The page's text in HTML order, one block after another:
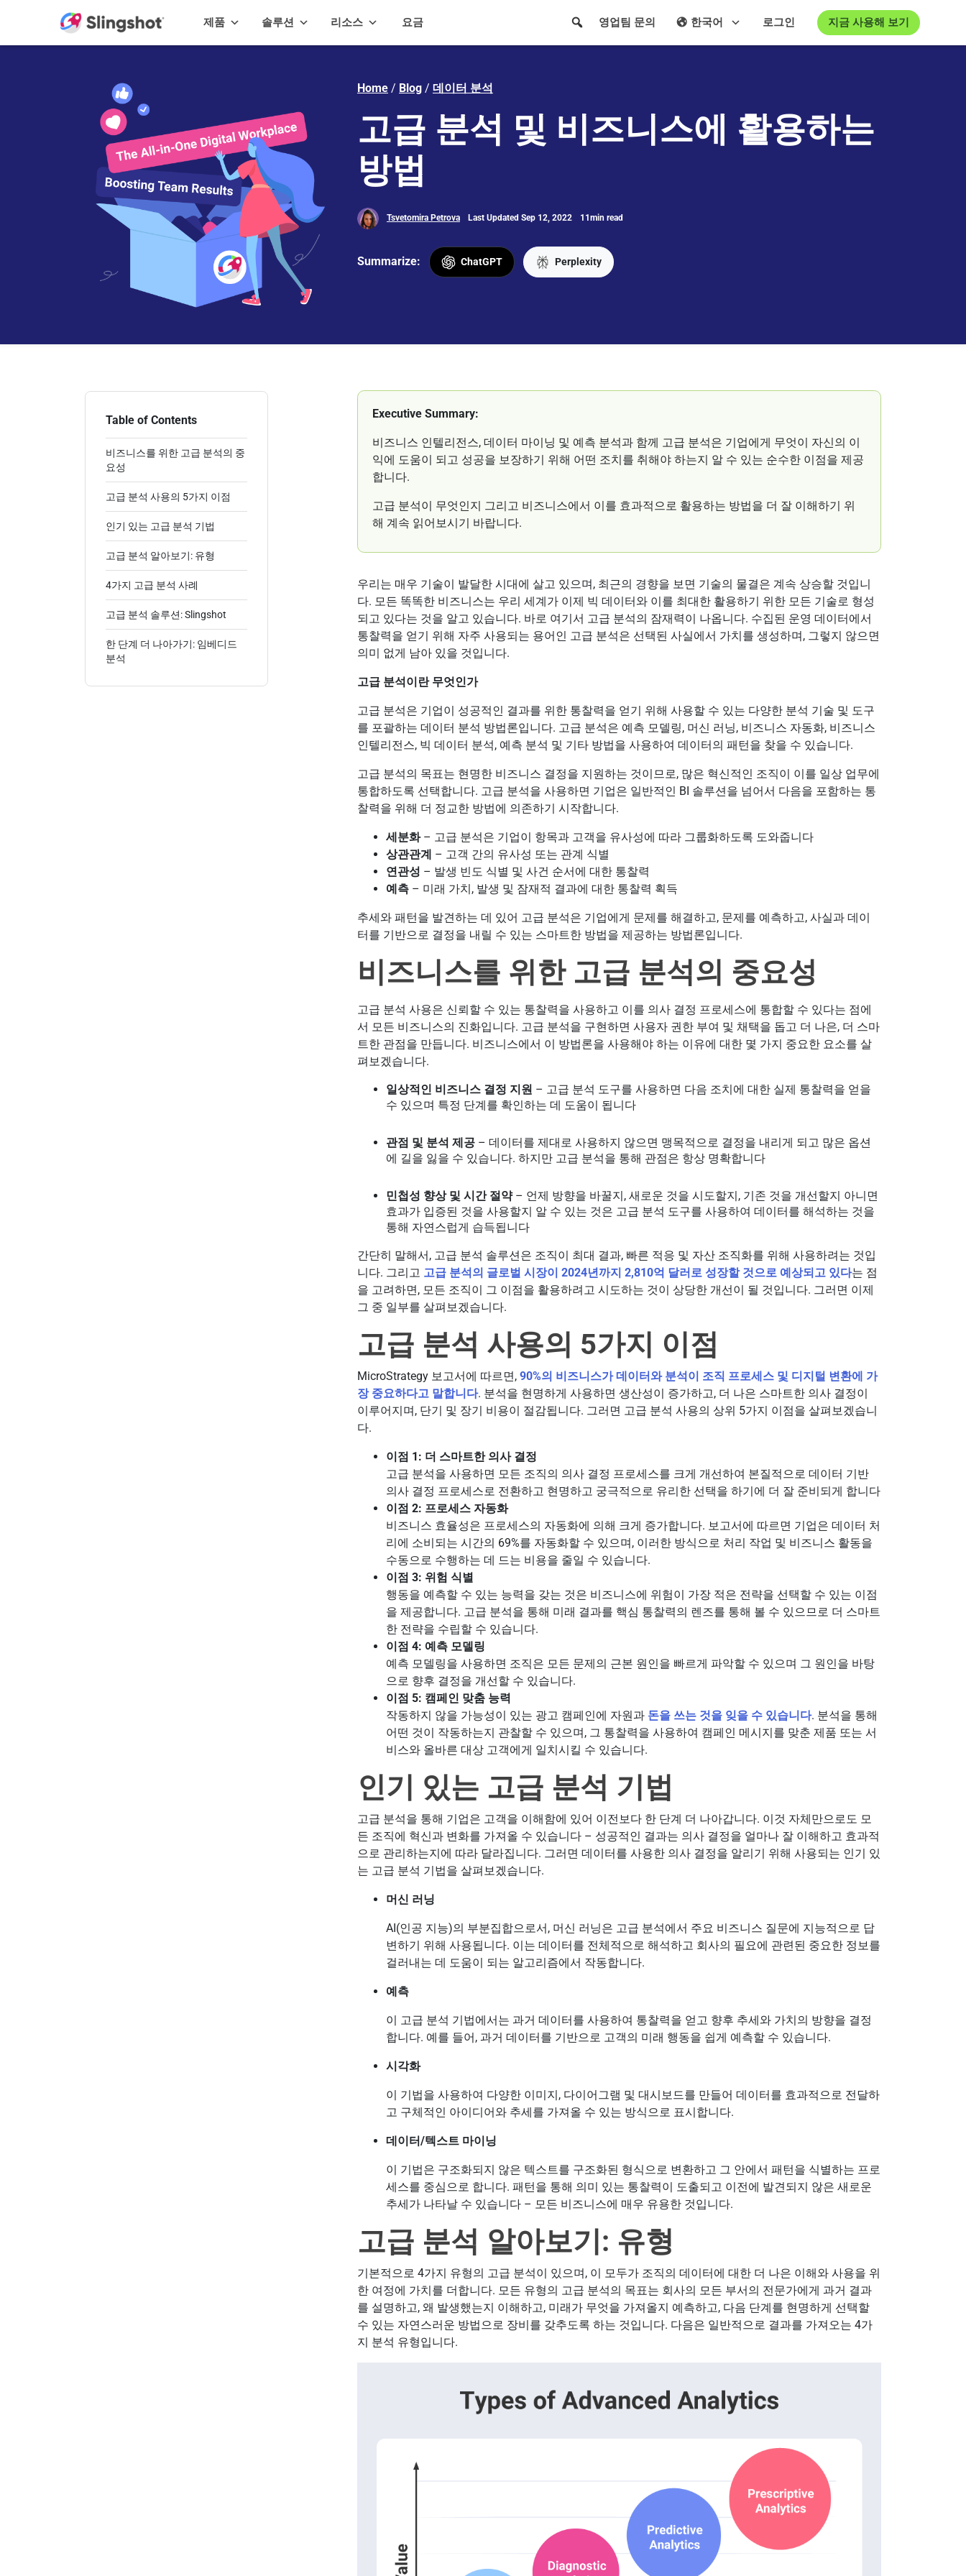
제품 솔루션 리소스 요금 지금 사용해 보기
로그인
한국어
영업팀 문의
Home / Blog / 데이터 분석
고급 분석 및 비즈니스에 활용하는
방법
Tsvetomira Petrova Last Updated Sep 12, 2022 11min read
Summarize: ChatGPT Perplexity
Table of Contents
비즈니스를 위한 고급 분석의 중
요성
고급 분석 사용의 5가지 이점
인기 있는 고급 분석 기법
고급 분석 알아보기: 유형
4가지 고급 분석 사례
고급 분석 솔루션: Slingshot
한 단계 더 나아가기: 임베디드
분석
Executive Summary:
비즈니스 인텔리전스, 데이터 마이닝 및 예측 분석과 함께 고급 분석은 기업에게 무엇이 자신의 이
익에 도움이 되고 성공을 보장하기 위해 어떤 조치를 취해야 하는지 알 수 있는 순수한 이점을 제공
합니다.
고급 분석이 무엇인지 그리고 비즈니스에서 이를 효과적으로 활용하는 방법을 더 잘 이해하기 위
해 계속 읽어보시기 바랍니다.
우리는 매우 기술이 발달한 시대에 살고 있으며, 최근의 경향을 보면 기술의 물결은 계속 상승할 것입니
다. 모든 똑똑한 비즈니스는 우리 세계가 이제 빅 데이터와 이를 최대한 활용하기 위한 모든 기술로 형성
되고 있다는 것을 알고 있습니다. 바로 여기서 고급 분석의 잠재력이 나옵니다. 수집된 운영 데이터에서
통찰력을 얻기 위해 자주 사용되는 용어인 고급 분석은 선택된 사실에서 가치를 생성하며, 그렇지 않으면
의미 없게 남아 있을 것입니다.
고급 분석이란 무엇인가
고급 분석은 기업이 성공적인 결과를 위한 통찰력을 얻기 위해 사용할 수 있는 다양한 분석 기술 및 도구
를 포괄하는 데이터 분석 방법론입니다. 고급 분석은 예측 모델링, 머신 러닝, 비즈니스 자동화, 비즈니스
인텔리전스, 빅 데이터 분석, 예측 분석 및 기타 방법을 사용하여 데이터의 패턴을 찾을 수 있습니다.
고급 분석의 목표는 현명한 비즈니스 결정을 지원하는 것이므로, 많은 혁신적인 조직이 이를 일상 업무에
통합하도록 선택합니다. 고급 분석을 사용하면 기업은 일반적인 BI 솔루션을 넘어서 다음을 포함하는 통
찰력을 위해 더 정교한 방법에 의존하기 시작합니다.
세분화– 고급 분석은 기업이 항목과 고객을 유사성에 따라 그룹화하도록 도와줍니다
상관관계 – 고객 간의 유사성 또는 관계 식별
연관성 – 발생 빈도 식별 및 사건 순서에 대한 통찰력
예측 – 미래 가치, 발생 및 잠재적 결과에 대한 통찰력 획득
추세와 패턴을 발견하는 데 있어 고급 분석은 기업에게 문제를 해결하고, 문제를 예측하고, 사실과 데이
터를 기반으로 결정을 내릴 수 있는 스마트한 방법을 제공하는 방법론입니다.
비즈니스를 위한 고급 분석의 중요성
고급 분석 사용은 신뢰할 수 있는 통찰력을 사용하고 이를 의사 결정 프로세스에 통합할 수 있다는 점에
서 모든 비즈니스의 진화입니다. 고급 분석을 구현하면 사용자 권한 부여 및 채택을 돕고 더 나은, 더 스마
트한 관점을 만듭니다. 비즈니스에서 이 방법론을 사용해야 하는 이유에 대한 몇 가지 중요한 요소를 살
펴보겠습니다.
일상적인 비즈니스 결정 지원 – 고급 분석 도구를 사용하면 다음 조치에 대한 실제 통찰력을 얻을
수 있으며 특정 단계를 확인하는 데 도움이 됩니다
관점 및 분석 제공 – 데이터를 제대로 사용하지 않으면 맹목적으로 결정을 내리게 되고 많은 옵션
에 길을 잃을 수 있습니다. 하지만 고급 분석을 통해 관점은 항상 명확합니다
민첩성 향상 및 시간 절약– 언제 방향을 바꿀지, 새로운 것을 시도할지, 기존 것을 개선할지 아니면
효과가 입증된 것을 사용할지 알 수 있는 것은 고급 분석 도구를 사용하여 데이터를 해석하는 것을
통해 자연스럽게 습득됩니다
간단히 말해서, 고급 분석 솔루션은 조직이 최대 결과, 빠른 적응 및 자산 조직화를 위해 사용하려는 것입
니다. 그리고 고급 분석의 글로벌 시장이 2024년까지 2,810억 달러로 성장할 것으로 예상되고 있다는 점
을 고려하면, 모든 조직이 그 이점을 활용하려고 시도하는 것이 상당한 개선이 될 것입니다. 그러면 이제
그 중 일부를 살펴보겠습니다.
고급 분석 사용의 5가지 이점
MicroStrategy 보고서에 따르면,90%의 비즈니스가 데이터와 분석이 조직 프로세스 및 디지털 변환에 가
장 중요하다고 말합니다. 분석을 현명하게 사용하면 생산성이 증가하고, 더 나은 스마트한 의사 결정이
이루어지며, 단기 및 장기 비용이 절감됩니다. 그러면 고급 분석 사용의 상위 5가지 이점을 살펴보겠습니
다.
이점 1: 더 스마트한 의사 결정
고급 분석을 사용하면 모든 조직의 의사 결정 프로세스를 크게 개선하여 본질적으로 데이터 기반
의사 결정 프로세스로 전환하고 현명하고 궁극적으로 유리한 선택을 하기에 더 잘 준비되게 합니다
이점 2: 프로세스 자동화
비즈니스 효율성은 프로세스의 자동화에 의해 크게 증가합니다. 보고서에 따르면 기업은 데이터 처
리에 소비되는 시간의 69%를 자동화할 수 있으며, 이러한 방식으로 처리 작업 및 비즈니스 활동을
수동으로 수행하는 데 드는 비용을 줄일 수 있습니다.
이점 3: 위험 식별
행동을 예측할 수 있는 능력을 갖는 것은 비즈니스에 위험이 가장 적은 전략을 선택할 수 있는 이점
을 제공합니다. 고급 분석을 통해 미래 결과를 핵심 통찰력의 렌즈를 통해 볼 수 있으므로 더 스마트
한 전략을 수립할 수 있습니다.
이점 4: 예측 모델링
예측 모델링을 사용하면 조직은 모든 문제의 근본 원인을 빠르게 파악할 수 있으며 그 원인을 바탕
으로 향후 결정을 개선할 수 있습니다.
이점 5: 캠페인 맞춤 능력
작동하지 않을 가능성이 있는 광고 캠페인에 자원과 돈을 쓰는 것을 잊을 수 있습니다. 분석을 통해
어떤 것이 작동하는지 관찰할 수 있으며, 그 통찰력을 사용하여 캠페인 메시지를 맞춘 제품 또는 서
비스와 올바른 대상 고객에게 일치시킬 수 있습니다.
인기 있는 고급 분석 기법
고급 분석을 통해 기업은 고객을 이해함에 있어 이전보다 한 단계 더 나아갑니다. 이것 자체만으로도 모
든 조직에 혁신과 변화를 가져올 수 있습니다 – 성공적인 결과는 의사 결정을 얼마나 잘 이해하고 효과적
으로 관리하는지에 따라 달라집니다. 그러면 데이터를 사용한 의사 결정을 알리기 위해 사용되는 인기 있
는 고급 분석 기법을 살펴보겠습니다.
머신 러닝
AI(인공 지능)의 부분집합으로서, 머신 러닝은 고급 분석에서 주요 비즈니스 질문에 지능적으로 답
변하기 위해 사용됩니다. 이는 데이터를 전체적으로 해석하고 회사의 필요에 관련된 중요한 정보를
걸러내는 데 도움이 되는 알고리즘에서 작동합니다.
예측
이 고급 분석 기법에서는 과거 데이터를 사용하여 통찰력을 얻고 향후 추세와 가치의 방향을 결정
합니다. 예를 들어, 과거 데이터를 기반으로 고객의 미래 행동을 쉽게 예측할 수 있습니다.
시각화
이 기법을 사용하여 다양한 이미지, 다이어그램 및 대시보드를 만들어 데이터를 효과적으로 전달하
고 구체적인 아이디어와 추세를 가져올 수 있는 방식으로 표시합니다.
데이터/텍스트 마이닝
이 기법은 구조화되지 않은 텍스트를 구조화된 형식으로 변환하고 그 안에서 패턴을 식별하는 프로
세스를 중심으로 합니다. 패턴을 통해 의미 있는 통찰력이 도출되고 이전에 발견되지 않은 새로운
추세가 나타날 수 있습니다 – 모든 비즈니스에 매우 유용한 것입니다.
고급 분석 알아보기: 유형
기본적으로 4가지 유형의 고급 분석이 있으며, 이 모두가 조직의 데이터에 대한 더 나은 이해와 사용을 위
한 여정에 가치를 더합니다. 모든 유형의 고급 분석의 목표는 회사의 모든 부서의 전문가에게 과거 결과
를 설명하고, 왜 발생했는지 이해하고, 미래가 무엇을 가져올지 예측하고, 다음 단계를 현명하게 선택할
수 있는 자연스러운 방법으로 장비를 갖추도록 하는 것입니다. 다음은 일반적으로 결과를 가져오는 4가
지 분석 유형입니다.